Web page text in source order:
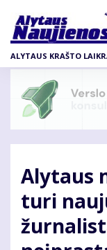
pagrindinį
turinį
ALYTAUS KRAŠTO
Alytaus
turi